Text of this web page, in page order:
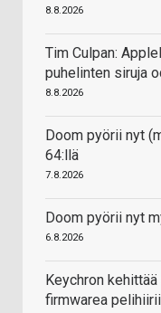
8.8.2026
Tim Culpan:
puhelinten siruja
8.8.2026
Doom pyörii nyt
64:llä
7.8.2026
Doom pyörii nyt
6.8.2026
Keychron
firmwarea